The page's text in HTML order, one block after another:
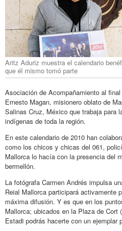
Aritz Aduriz muestra el calendario
que él mismo tomó parte
Asociación de Acompañamiento al
Ernesto Magan, misionero oblato de
Salinas Cruz, México que trabaja para
indígenas de toda la región.
En este calendario de 2010 han
como los chicos y chicas del 061,
Mallorca lo hacía con la presencia del
bermellón.
La fotógrafa Carmen Andrés impulsa
Reial Mallorca participará activamente
máxima difusión. Y es que en los
Mallorca; ubicados en la Plaza de Cort
Estadi podrás hacerte con un ejemplar